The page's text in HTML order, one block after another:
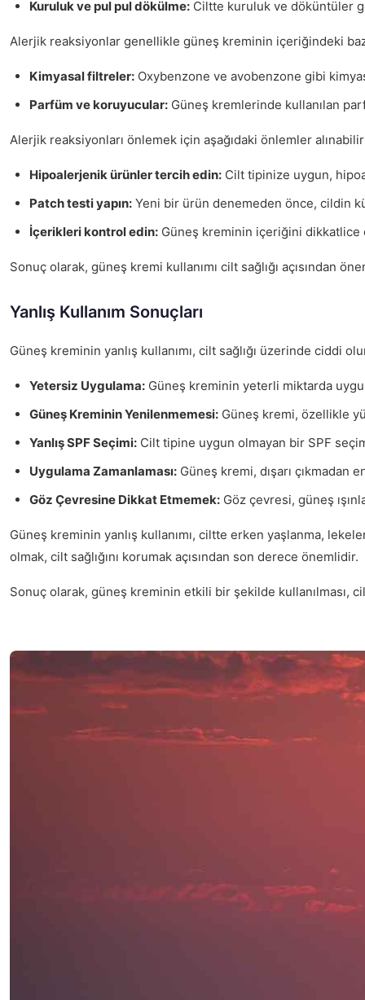
Kuruluk ve pul pul dökülme: Ciltte kuruluk ve döküntüler
Alerjik reaksiyonlar genellikle güneş kreminin içeriğindeki
Kimyasal filtreler: Oxybenzone ve avobenzone gibi
Parfüm ve koruyucular: Güneş kremlerinde kullanılan
Alerjik reaksiyonları önlemek için aşağıdaki önlemler
Hipoalerjenik ürünler tercih edin: Cilt tipinize uygun,
Patch testi yapın: Yeni bir ürün denemeden önce, cildin
İçerikleri kontrol edin: Güneş kreminin içeriğini dikkatlice
Sonuç olarak, güneş kremi kullanımı cilt sağlığı
Yanlış Kullanım Sonuçları
Güneş kreminin yanlış kullanımı, cilt sağlığı üzerinde ciddi
Yetersiz Uygulama: Güneş kreminin yeterli miktarda
Güneş Kreminin Yenilenmemesi: Güneş kremi, özellikle
Yanlış SPF Seçimi: Cilt tipine uygun olmayan bir SPF
Uygulama Zamanlaması: Güneş kremi, dışarı
Göz Çevresine Dikkat Etmemek: Göz çevresi, güneş
Güneş kreminin yanlış kullanımı, ciltte erken yaşlanma,
olmak, cilt sağlığını korumak açısından son derece önemlidir.
Sonuç olarak, güneş kreminin etkili bir şekilde kullanılması,